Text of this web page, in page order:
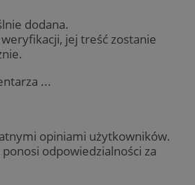
dodana.
jej treść zostanie
...
opiniami użytkowników.
odpowiedzialności za